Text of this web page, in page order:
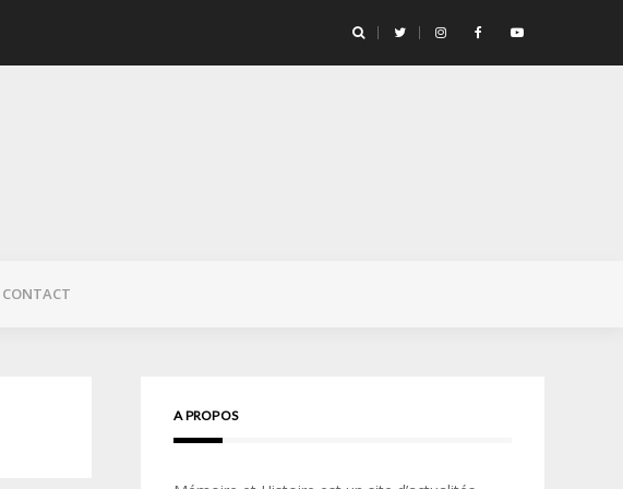
« Au GIGN, on s’engage pour la vie… » Confidences d’un opérateur de l’unité d’élite
CONTACT
A PROPOS